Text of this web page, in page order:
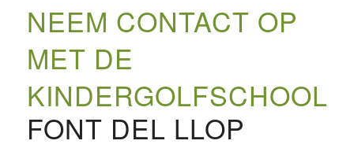
NEEM CONTACT OP
MET DE
KINDERGOLFSCHOOL
FONT DEL LLOP